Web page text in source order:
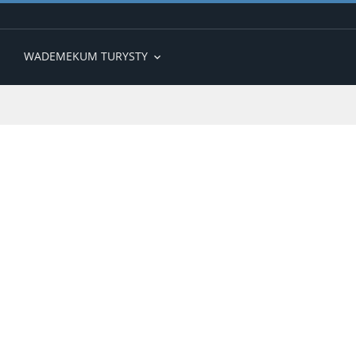
WADEMEKUM TURYSTY expand_more